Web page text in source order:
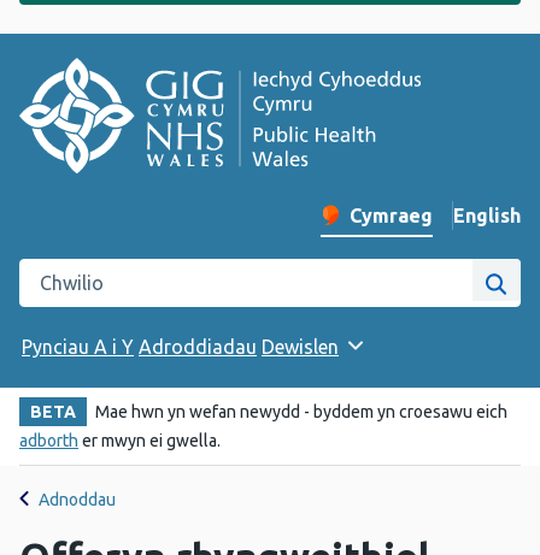
Newid iaith y wefan
Cymraeg English
–
Chwilio gwefan Iechyd Cyhoeddus Cymru
Pynciau A i Y Adroddiadau Dewislen
BETA
Mae hwn yn wefan newydd - byddem yn croesawu eich
adborth er mwyn ei gwella.
Adnoddau